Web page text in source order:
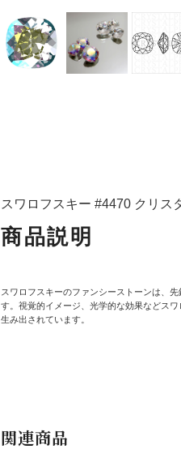
スワロフスキー #4470 クリ
商品説明
スワロフスキーのファンシーストーンは、
す。視覚的イメージ、光学的な効果などス
生み出されています。
関連商品